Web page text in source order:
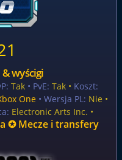
wyścigi
Tak• PvE: Tak • Koszt:
One• Wersja PL: Nie •
Electronic Arts Inc. •
✪ Mecze i transfery